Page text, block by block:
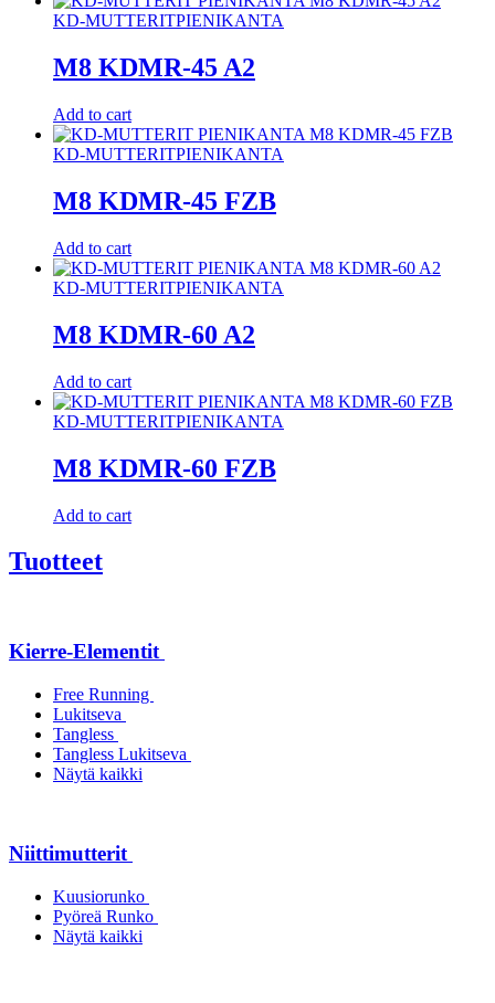
KD-MUTTERITPIENIKANTA
M8 KDMR-45 A2
Add to cart
KD-MUTTERITPIENIKANTA
M8 KDMR-45 FZB
Add to cart
KD-MUTTERITPIENIKANTA
M8 KDMR-60 A2
Add to cart
KD-MUTTERITPIENIKANTA
M8 KDMR-60 FZB
Add to cart
Tuotteet
Kierre-Elementit
Free Running
Lukitseva
Tangless
Tangless Lukitseva
Näytä kaikki
Niittimutterit
Kuusiorunko
Pyöreä Runko
Näytä kaikki